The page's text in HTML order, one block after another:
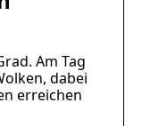
Am Tag
dabei
erreichen